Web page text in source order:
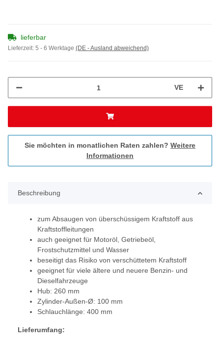
lieferbar
Lieferzeit: 5 - 6 Werktage (DE - Ausland abweichend)
VE
Sie möchten in monatlichen Raten zahlen? Weitere
Informationen
Beschreibung
zum Absaugen von überschüssigem Kraftstoff aus
Kraftstoffleitungen
auch geeignet für Motoröl, Getriebeöl,
Frostschutzmittel und Wasser
beseitigt das Risiko von verschüttetem Kraftstoff
geeignet für viele ältere und neuere Benzin- und
Dieselfahrzeuge
Hub: 260 mm
Zylinder-Außen-Ø: 100 mm
Schlauchlänge: 400 mm
Lieferumfang: